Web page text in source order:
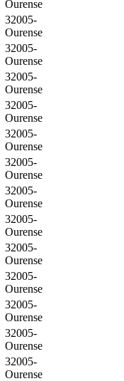
Ourense
32005-
Ourense
32005-
Ourense
32005-
Ourense
32005-
Ourense
32005-
Ourense
32005-
Ourense
32005-
Ourense
32005-
Ourense
32005-
Ourense
32005-
Ourense
32005-
Ourense
32005-
Ourense
32005-
Ourense